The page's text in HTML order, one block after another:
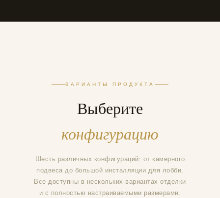
ВАРИАНТЫ ПРОДУКТА
Выберите
конфигурацию
Шесть различных конфигураций: от камерного
подвеса до большой инсталляции для лобби.
Все доступны в нескольких вариантах отделки
и с полностью настраиваемыми размерами.